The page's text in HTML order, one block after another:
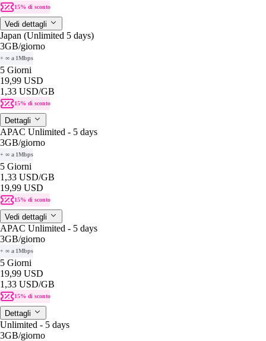
15% di sconto
Vedi dettagli
Japan (Unlimited 5 days)
3GB/giorno
+ ∞ a 1Mbps
5 Giorni
19,99 USD
1,33 USD/GB
15% di sconto
Dettagli
APAC Unlimited - 5 days
3GB/giorno
+ ∞ a 1Mbps
5 Giorni
1,33 USD/GB
19,99 USD
15% di sconto
Vedi dettagli
APAC Unlimited - 5 days
3GB/giorno
+ ∞ a 1Mbps
5 Giorni
19,99 USD
1,33 USD/GB
15% di sconto
Dettagli
Unlimited - 5 days
3GB/giorno